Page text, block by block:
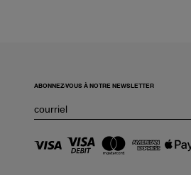
ABONNEZ-VOUS À NOTRE NEWSLETTER